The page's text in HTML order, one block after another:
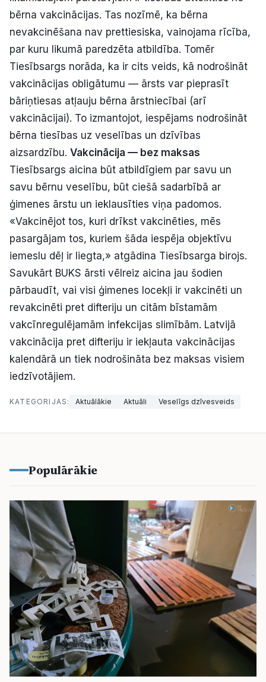
bērna vakcinācijas. Tas nozīmē, ka bērna
nevakcinēšana nav prettiesiska, vainojama rīcība,
par kuru likumā paredzēta atbildība. Tomēr
Tiesībsargs norāda, ka ir cits veids, kā nodrošināt
vakcinācijas obligātumu — ārsts var pieprasīt
bāriņtiesas atļauju bērna ārstniecībai (arī
vakcinācijai). To izmantojot, iespējams nodrošināt
bērna tiesības uz veselības un dzīvības
aizsardzību. Vakcinācija — bez maksas
Tiesībsargs aicina būt atbildīgiem par savu un
savu bērnu veselību, būt ciešā sadarbībā ar
ģimenes ārstu un ieklausīties viņa padomos.
«Vakcinējot tos, kuri drīkst vakcinēties, mēs
pasargājam tos, kuriem šāda iespēja objektīvu
iemeslu dēļ ir liegta,» atgādina Tiesībsarga birojs.
Savukārt BUKS ārsti vēlreiz aicina jau šodien
pārbaudīt, vai visi ģimenes locekļi ir vakcinēti un
revakcinēti pret difteriju un citām bīstamām
vakcīnregulējamām infekcijas slimībām. Latvijā
vakcinācija pret difteriju ir iekļauta vakcinācijas
kalendārā un tiek nodrošināta bez maksas visiem
iedzīvotājiem.
KATEGORIJAS: Aktuālākie Aktuāli Veselīgs dzīvesveids
Populārākie